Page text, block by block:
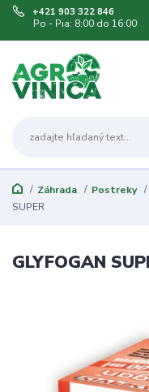
+421 903 322 846
Po - Pia: 8:00 do 16:00
Záhrada Postreky
SUPER
GLYFOGAN